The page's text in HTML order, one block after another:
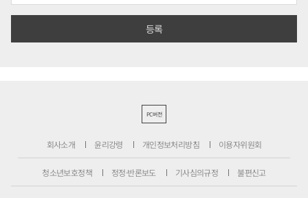
PC버전
회사소개 윤리강령 개인정보처리방침 이용자위원회
청소년보호정책 정정·반론보도 기사심의규정 불편신고